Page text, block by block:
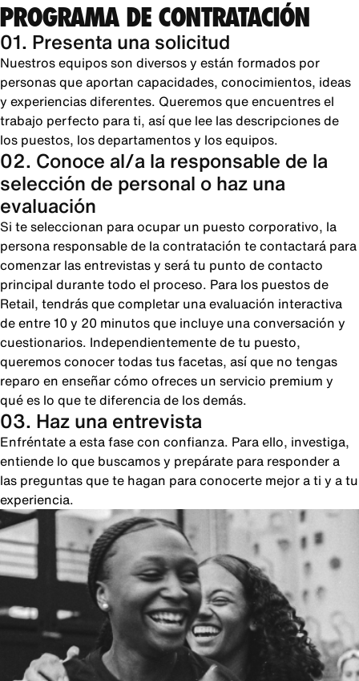
PROGRAMA DE CONTRATACIÓN
01. Presenta una solicitud
Nuestros equipos son diversos y están formados por
personas que aportan capacidades, conocimientos, ideas
y experiencias diferentes. Queremos que encuentres el
trabajo perfecto para ti, así que lee las descripciones de
los puestos, los departamentos y los equipos.
02. Conoce al/a la responsable de la
selección de personal o haz una
evaluación
Si te seleccionan para ocupar un puesto corporativo, la
persona responsable de la contratación te contactará para
comenzar las entrevistas y será tu punto de contacto
principal durante todo el proceso. Para los puestos de
Retail, tendrás que completar una evaluación interactiva
de entre 10 y 20 minutos que incluye una conversación y
cuestionarios. Independientemente de tu puesto,
queremos conocer todas tus facetas, así que no tengas
reparo en enseñar cómo ofreces un servicio premium y
qué es lo que te diferencia de los demás.
03. Haz una entrevista
Enfréntate a esta fase con confianza. Para ello, investiga,
entiende lo que buscamos y prepárate para responder a
las preguntas que te hagan para conocerte mejor a ti y a tu
experiencia.